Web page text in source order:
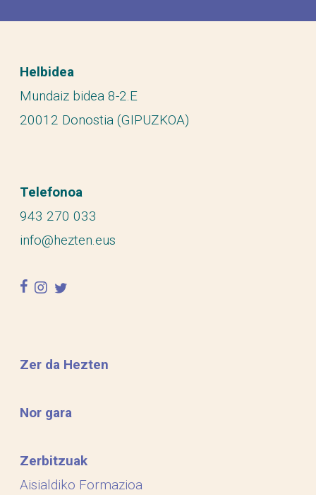
Helbidea
Mundaiz bidea 8-2.E
20012 Donostia (GIPUZKOA)
Telefonoa
943 270 033
info@hezten.eus
facebook
instagram
twitter
Zer da Hezten
Nor gara
Zerbitzuak
Aisialdiko Formazioa